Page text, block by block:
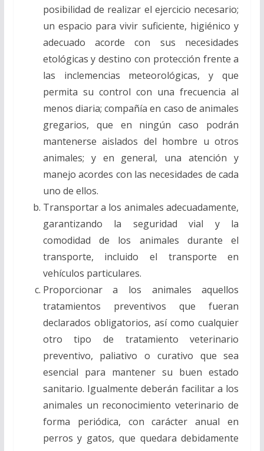
posibilidad de realizar el ejercicio necesario;
un espacio para vivir suficiente, higiénico y
adecuado acorde con sus necesidades
etológicas y destino con protección frente a
las inclemencias meteorológicas, y que
permita su control con una frecuencia al
menos diaria; compañía en caso de animales
gregarios, que en ningún caso podrán
mantenerse aislados del hombre u otros
animales; y en general, una atención y
manejo acordes con las necesidades de cada
uno de ellos.
Transportar a los animales adecuadamente,
garantizando la seguridad vial y la
comodidad de los animales durante el
transporte, incluido el transporte en
vehículos particulares.
Proporcionar a los animales aquellos
tratamientos preventivos que fueran
declarados obligatorios, así como cualquier
otro tipo de tratamiento veterinario
preventivo, paliativo o curativo que sea
esencial para mantener su buen estado
sanitario. Igualmente deberán facilitar a los
animales un reconocimiento veterinario de
forma periódica, con carácter anual en
perros y gatos, que quedara debidamente